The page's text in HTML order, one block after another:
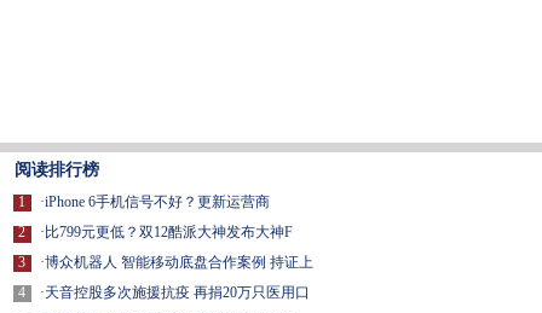
阅读排行榜
1
2
3
4
·iPhone 6手机信号不好？更新运营商
· 比799元更低？双12酷派大神发布大神F
·博众机器人 智能移动底盘合作案例 持证上
·天音控股多次施援抗疫 再捐20万只医用口